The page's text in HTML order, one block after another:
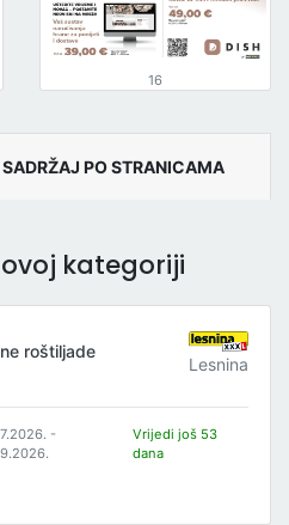
16
PO STRANICAMA
kategoriji
roštiljade
Lesnina
-
Vrijedi još 53
dana